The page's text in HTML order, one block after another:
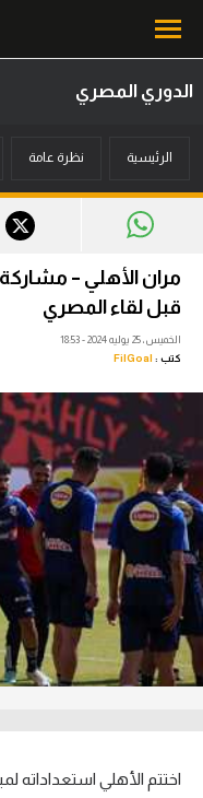
أخبار
ميركاتو
فانتازي في الجول
مسابقة التوقعات
فيديوهات
عدسات
آراء حرة
ركن الألعاب
بطولات
أمريكا 2026
الدوري الإنجليزي الممتاز
الدوري المصري
الرئيسية نظرة عامة
مران الأهلي –
قبل لقاء المصري
الخميس، 25 يوليه 2024 - 18:53
كتب : FilGoal
اختتم الأهلي استعداداته